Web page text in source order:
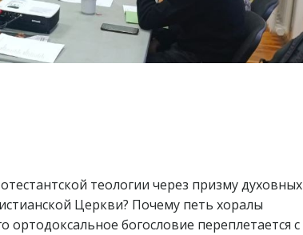
теологии через призму духовных
Церкви? Почему петь хоралы
богословие переплетается с